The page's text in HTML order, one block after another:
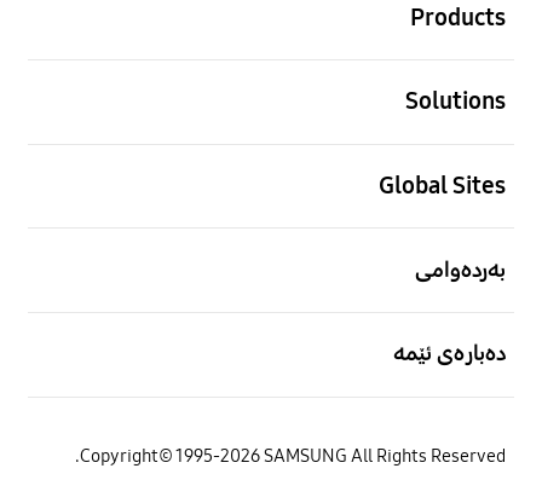
Products
Solutions
Global Sites
بەردەوامی
دەبارەی ئێمە
Copyright© 1995-2026 SAMSUNG All Rights Reserved.